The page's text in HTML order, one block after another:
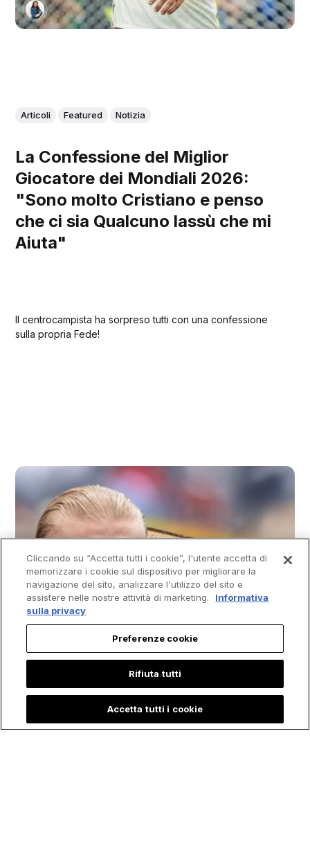
Articoli Featured Notizia
La Confessione del Miglior
Giocatore dei Mondiali 2026:
"Sono molto Cristiano e penso
che ci sia Qualcuno lassù che mi
Aiuta"
Il centrocampista ha sorpreso tutti con una confessione
sulla propria Fede!
Cliccando su “Accetta tutti i cookie”, l'utente accetta di
memorizzare i cookie sul dispositivo per migliorare la
navigazione del sito, analizzare l'utilizzo del sito e
assistere nelle nostre attività di marketing.
Informativa
sulla privacy
Preferenze cookie
Rifiuta tutti
Accetta tutti i cookie